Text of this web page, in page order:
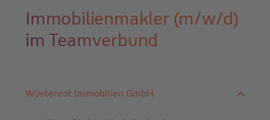
Immobilienmakler (m/w/d)
im Teamverbund
Wüstenrot Immobilien GmbH